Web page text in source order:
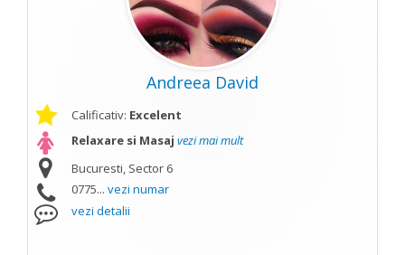
Andreea David
Calificativ: Excelent
Relaxare si Masaj vezi mai mult
Bucuresti, Sector 6
0775... vezi numar
vezi detalii